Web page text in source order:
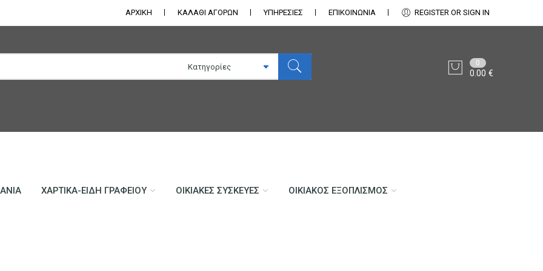
ΑΡΧΙΚΗ ΚΑΛΑΘΙ ΑΓΟΡΩΝ ΥΠΗΡΕΣΙΕΣ ΕΠΙΚΟΙΝΩΝΊΑ REGISTER OR SIGN IN
0
0.00€
ΧΑΡΤΙΚΆ-ΕΊΔΗ ΓΡΑΦΕΊΟΥ ΟΙΚΙΑΚΈΣ ΣΥΣΚΕΥΈΣ ΟΙΚΙΑΚΌΣ ΕΞΟΠΛΙΣΜΌΣ